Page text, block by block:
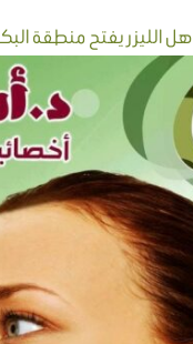
هل الليزر يفتح منطقة